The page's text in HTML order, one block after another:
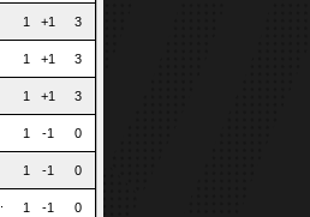
1 +1 3
1 +1 3
1 +1 3
1 -1 0
1 -1 0
1 -1 0